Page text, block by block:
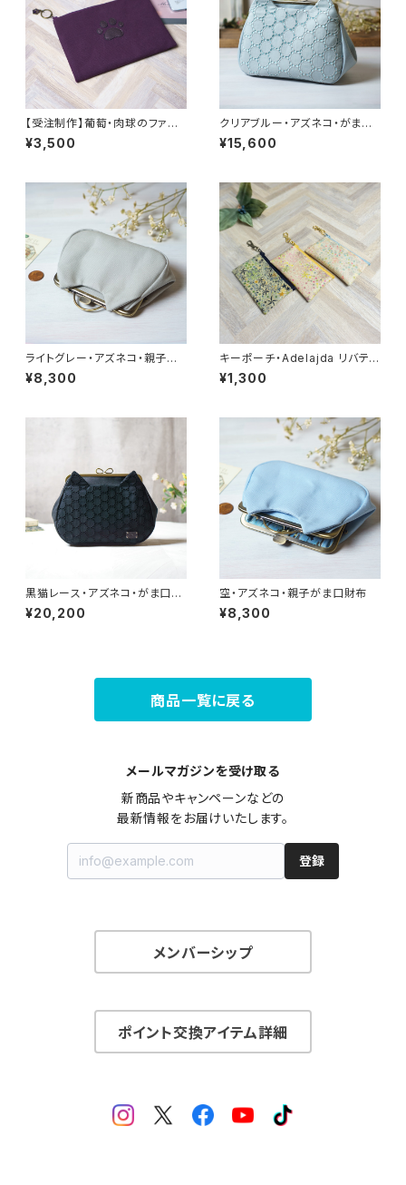
【受注制作】葡萄・肉球のファス
ナーポーチ
¥3,500
クリアブルー・アズネコ・がま口
ショルダーバッグ
¥15,600
ライトグレー・アズネコ・親子が
ま口財布
¥8,300
キーポーチ・Adelajda リバティ
ラミネート生地
¥1,300
黒猫レース・アズネコ・がま口バ
ッグ
¥20,200
空・アズネコ・親子がま口財布
¥8,300
商品一覧に戻る
メールマガジンを受け取る
新商品やキャンペーンなどの
最新情報をお届けいたします。
登録
メンバーシップ
ポイント交換アイテム詳細